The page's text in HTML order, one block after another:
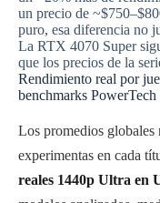
un precio de
puro, esa diferencia no
La RTX 4070 Super
que los precios de la
Rendimiento real por
benchmarks PowerTech
Los promedios globales
experimentas en cada
reales 1440p Ultra en